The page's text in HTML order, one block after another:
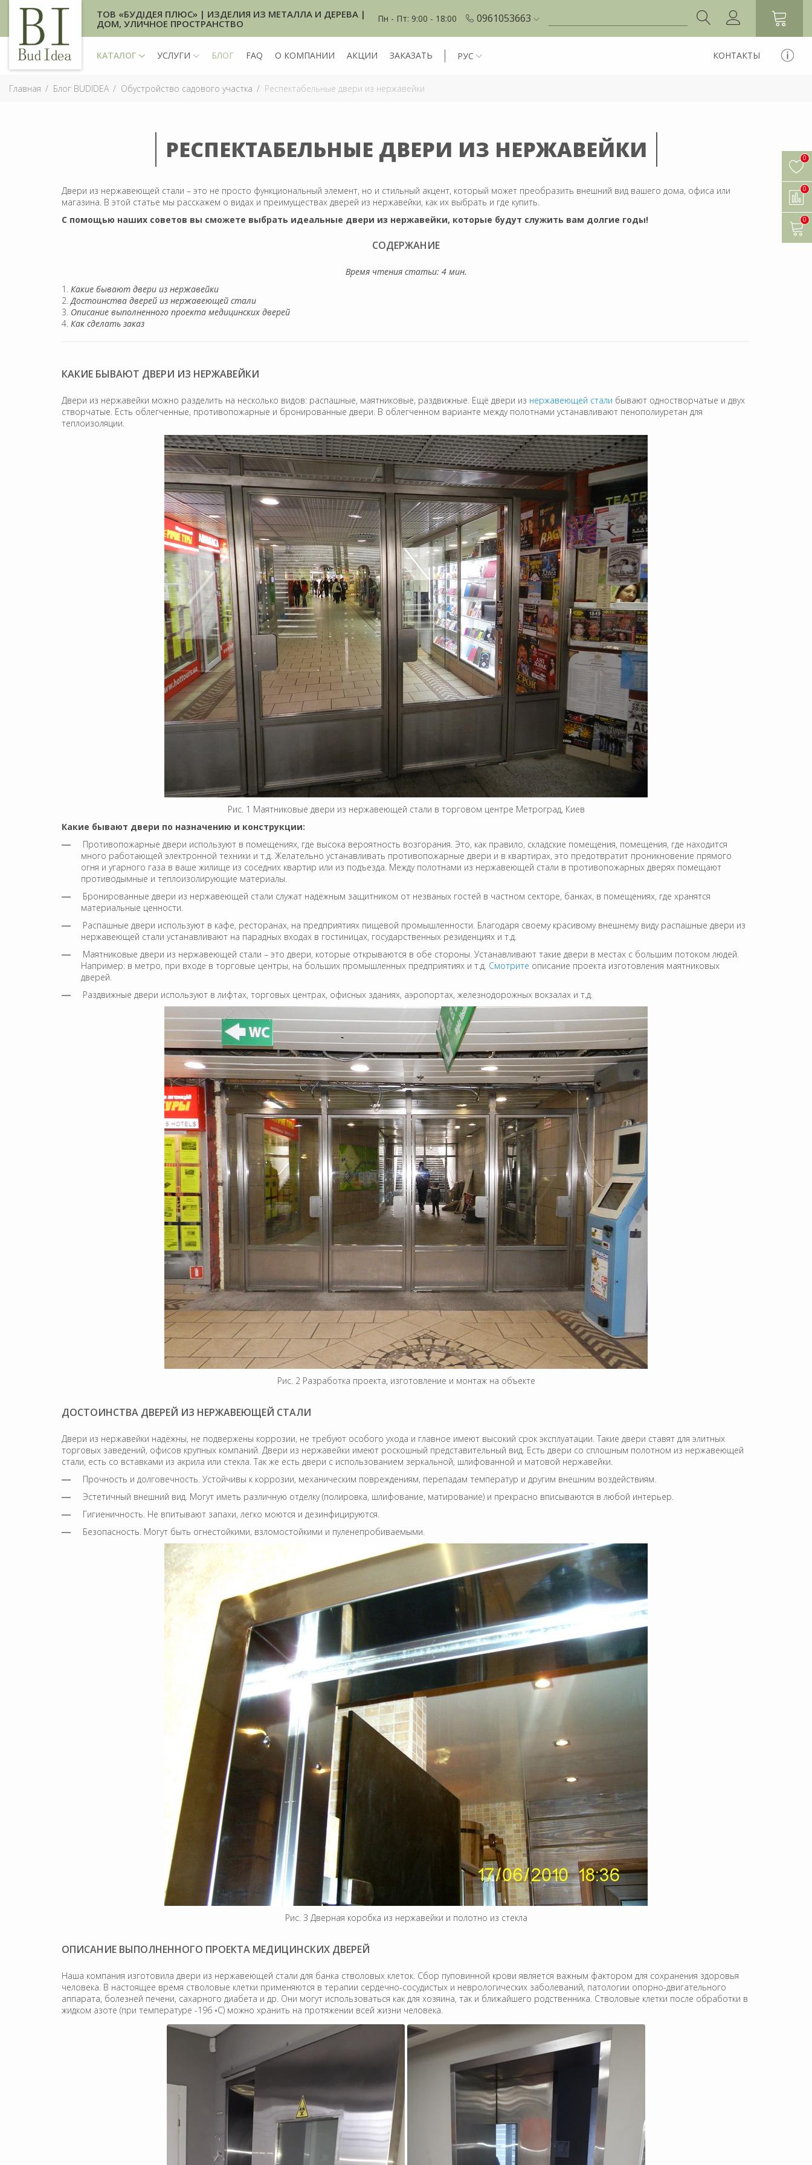
ТОВ «БУДІДЕЯ ПЛЮС» | ИЗДЕЛИЯ ИЗ МЕТАЛЛА И ДЕРЕВА |
ДОМ, УЛИЧНОЕ ПРОСТРАНСТВО
Пн - Пт: 9:00 - 18:00 0961053663
КАТАЛОГ УСЛУГИ БЛОГ FAQ О КОМПАНИИ АКЦИИ ЗАКАЗАТЬ РУС КОНТАКТЫ
Главная Блог BUDIDEA Обустройство садового участка Респектабельные двери из нержавейки
РЕСПЕКТАБЕЛЬНЫЕ ДВЕРИ ИЗ НЕРЖАВЕЙКИ
Двери из нержавеющей стали – это не просто функциональный элемент, но и стильный акцент, который может преобразить внешний вид вашего дома, офиса или
магазина. В этой статье мы расскажем о видах и преимуществах дверей из нержавейки, как их выбрать и где купить.
С помощью наших советов вы сможете выбрать идеальные двери из нержавейки, которые будут служить вам долгие годы!
СОДЕРЖАНИЕ
Время чтения статьи: 4 мин.
Какие бывают двери из нержавейки
Достоинства дверей из нержавеющей стали
Описание выполненного проекта медицинских дверей
Как сделать заказ
КАКИЕ БЫВАЮТ ДВЕРИ ИЗ НЕРЖАВЕЙКИ
Двери из нержавейки можно разделить на несколько видов: распашные, маятниковые, раздвижные. Ещё двери из нержавеющей стали бывают одностворчатые и двух
створчатые. Есть облегченные, противопожарные и бронированные двери. В облегченном варианте между полотнами устанавливают пенополиуретан для
теплоизоляции.
Рис. 1 Маятниковые двери из нержавеющей стали в торговом центре Метроград, Киев
Какие бывают двери по назначению и конструкции:
Противопожарные двери используют в помещениях, где высока вероятность возгорания. Это, как правило, складские помещения, помещения, где находится
много работающей электронной техники и т.д. Желательно устанавливать противопожарные двери и в квартирах, это предотвратит проникновение прямого
огня и угарного газа в ваше жилище из соседних квартир или из подъезда. Между полотнами из нержавеющей стали в противопожарных дверях помещают
противодымные и теплоизолирующие материалы.
Бронированные двери из нержавеющей стали служат надёжным защитником от незваных гостей в частном секторе, банках, в помещениях, где хранятся
материальные ценности.
Распашные двери используют в кафе, ресторанах, на предприятиях пищевой промышленности. Благодаря своему красивому внешнему виду распашные двери из
нержавеющей стали устанавливают на парадных входах в гостиницах, государственных резиденциях и т.д.
Маятниковые двери из нержавеющей стали – это двери, которые открываются в обе стороны. Устанавливают такие двери в местах с большим потоком людей.
Например: в метро, при входе в торговые центры, на больших промышленных предприятиях и т.д. Смотрите описание проекта изготовления маятниковых
дверей.
Раздвижные двери используют в лифтах, торговых центрах, офисных зданиях, аэропортах, железнодорожных вокзалах и т.д.
Рис. 2 Разработка проекта, изготовление и монтаж на объекте
ДОСТОИНСТВА ДВЕРЕЙ ИЗ НЕРЖАВЕЮЩЕЙ СТАЛИ
Двери из нержавейки надёжны, не подвержены коррозии, не требуют особого ухода и главное имеют высокий срок эксплуатации. Такие двери ставят для элитных
торговых заведений, офисов крупных компаний. Двери из нержавейки имеют роскошный представительный вид. Есть двери со сплошным полотном из нержавеющей
стали, есть со вставками из акрила или стекла. Так же есть двери с использованием зеркальной, шлифованной и матовой нержавейки.
Прочность и долговечность. Устойчивы к коррозии, механическим повреждениям, перепадам температур и другим внешним воздействиям.
Эстетичный внешний вид. Могут иметь различную отделку (полировка, шлифование, матирование) и прекрасно вписываются в любой интерьер.
Гигиеничность. Не впитывают запахи, легко моются и дезинфицируются.
Безопасность. Могут быть огнестойкими, взломостойкими и пуленепробиваемыми.
Рис. 3 Дверная коробка из нержавейки и полотно из стекла
ОПИСАНИЕ ВЫПОЛНЕННОГО ПРОЕКТА МЕДИЦИНСКИХ ДВЕРЕЙ
Наша компания изготовила двери из нержавеющей стали для банка стволовых клеток. Сбор пуповинной крови является важным фактором для сохранения здоровья
человека. В настоящее время стволовые клетки применяются в терапии сердечно-сосудистых и неврологических заболеваний, патологии опорно-двигательного
аппарата, болезней печени, сахарного диабета и др. Они могут использоваться как для хозяина, так и ближайшего родственника. Стволовые клетки после обработки в
жидком азоте (при температуре -196 ◦С) можно хранить на протяжении всей жизни человека.
0
0
0